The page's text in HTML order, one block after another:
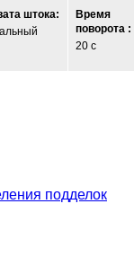
штока:
Время
поворота :
20 с
подделок